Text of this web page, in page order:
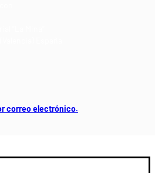
correo electrónico.